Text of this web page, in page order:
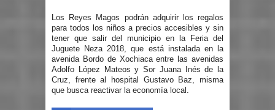
Los Reyes Magos podrán adquirir los regalos
para todos los niños a precios accesibles y sin
tener que salir del municipio en la Feria del
Juguete Neza 2018, que está instalada en la
avenida Bordo de Xochiaca entre las avenidas
Adolfo López Mateos y Sor Juana Inés de la
Cruz, frente al hospital Gustavo Baz, misma
que busca reactivar la economía local.